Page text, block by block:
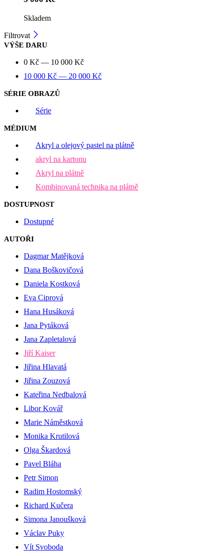
Skladem
Filtrovat
VÝŠE DARU
0 Kč — 10 000 Kč
10 000 Kč — 20 000 Kč
SÉRIE OBRAZŮ
Série
MÉDIUM
Akryl a olejový pastel na plátně
akryl na kartonu
Akryl na plátně
Kombinovaná technika na plátně
DOSTUPNOST
Dostupné
AUTOŘI
Dagmar Matějková
Dana Boškovičová
Daniela Kostková
Eva Ciprová
Hana Husáková
Jana Pytáková
Jana Zapletalová
Jiří Kaiser
Jiřina Hlavatá
Jiřina Zouzová
Kateřina Nedbalová
Libor Kovář
Marie Náměstková
Monika Krutilová
Olga Škardová
Pavel Bláha
Petr Simon
Radim Hostomský
Richard Kučera
Simona Janoušková
Václav Puky
Vít Svoboda